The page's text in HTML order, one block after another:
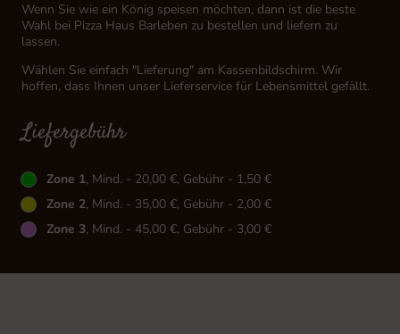
Wenn Sie wie ein König speisen möchten, dann ist die beste
Wahl bei Pizza Haus Barleben zu bestellen und liefern zu
lassen.
Wählen Sie einfach "Lieferung" am Kassenbildschirm. Wir
hoffen, dass Ihnen unser Lieferservice für Lebensmittel gefällt.
Liefergebühr
Zone 1, Mind. - 20,00 €, Gebühr - 1,50 €
Zone 2, Mind. - 35,00 €, Gebühr - 2,00 €
Zone 3, Mind. - 45,00 €, Gebühr - 3,00 €